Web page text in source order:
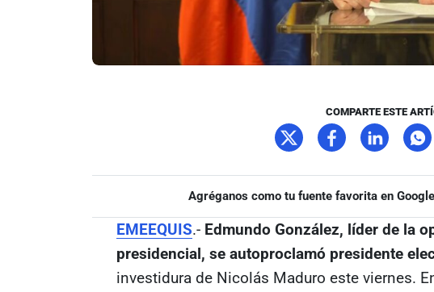
COMPARTE ESTE
Agréganos como tu fuente favorita en Google
EMEEQUIS.- Edmundo González, líder de la
presidencial, se autoproclamó presidente
investidura de Nicolás Maduro este viernes.